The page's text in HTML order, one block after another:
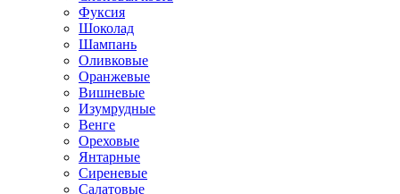
Фуксия
Шоколад
Шампань
Оливковые
Оранжевые
Вишневые
Изумрудные
Венге
Ореховые
Янтарные
Сиреневые
Салатовые